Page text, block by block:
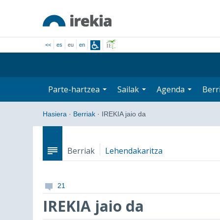
<< es eu en
Parte-hartzea Sailak Agenda
Hasiera · Berriak · IREKIA jaio da
Berriak Lehendakaritza
21
IREKIA jaio da